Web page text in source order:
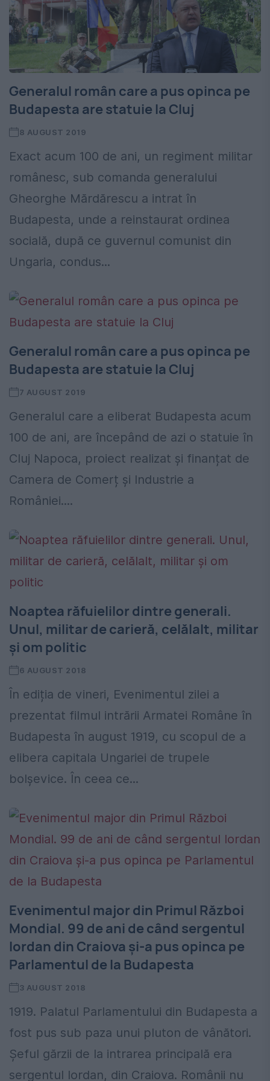
Generalul român care a pus opinca pe
Budapesta are statuie la Cluj
8 AUGUST 2019
Exact acum 100 de ani, un regiment militar
românesc, sub comanda generalului
Gheorghe Mărdărescu a intrat în
Budapesta, unde a reinstaurat ordinea
socială, după ce guvernul comunist din
Ungaria, condus...
Generalul român care a pus opinca pe
Budapesta are statuie la Cluj
7 AUGUST 2019
Generalul care a eliberat Budapesta acum
100 de ani, are începând de azi o statuie în
Cluj Napoca, proiect realizat și finanțat de
Camera de Comerț și Industrie a
României....
Noaptea răfuielilor dintre generali.
Unul, militar de carieră, celălalt, militar
și om politic
6 AUGUST 2018
În ediția de vineri, Evenimentul zilei a
prezentat filmul intrării Armatei Române în
Budapesta în august 1919, cu scopul de a
elibera capitala Ungariei de trupele
bolșevice. În ceea ce...
Evenimentul major din Primul Război
Mondial. 99 de ani de când sergentul
Iordan din Craiova și-a pus opinca pe
Parlamentul de la Budapesta
3 AUGUST 2018
1919. Palatul Parlamentului din Budapesta a
fost pus sub paza unui pluton de vânători.
Șeful gărzii de la intrarea principală era
sergentul Iordan, din Craiova. Românii nu